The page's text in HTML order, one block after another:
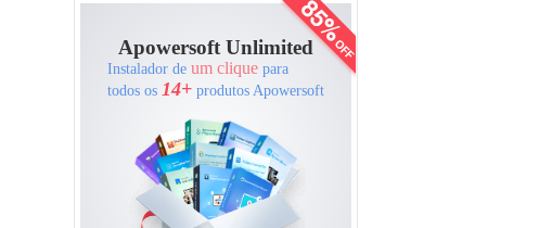
Apowersoft Unlimited
Instalador de um clique para
todos os 14+ produtos Apowersoft